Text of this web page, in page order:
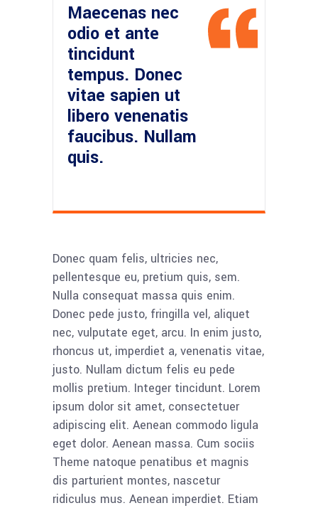
Maecenas nec
odio et ante
tincidunt
tempus. Donec
vitae sapien ut
libero venenatis
faucibus. Nullam
quis.
Donec quam felis, ultricies nec,
pellentesque eu, pretium quis, sem.
Nulla consequat massa quis enim.
Donec pede justo, fringilla vel, aliquet
nec, vulputate eget, arcu. In enim justo,
rhoncus ut, imperdiet a, venenatis vitae,
justo. Nullam dictum felis eu pede
mollis pretium. Integer tincidunt. Lorem
ipsum dolor sit amet, consectetuer
adipiscing elit. Aenean commodo ligula
eget dolor. Aenean massa. Cum sociis
Theme natoque penatibus et magnis
dis parturient montes, nascetur
ridiculus mus. Aenean imperdiet. Etiam